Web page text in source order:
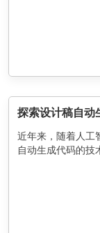
探索设计稿自动
近年来，随着人工
自动生成代码的技